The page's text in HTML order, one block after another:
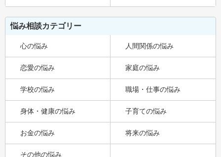
悩み相談カテゴリー
心の悩み 人間関係の悩み
恋愛の悩み 家庭の悩み
学校の悩み 職場・仕事の悩み
身体・健康の悩み 子育ての悩み
お金の悩み 将来の悩み
その他の悩み